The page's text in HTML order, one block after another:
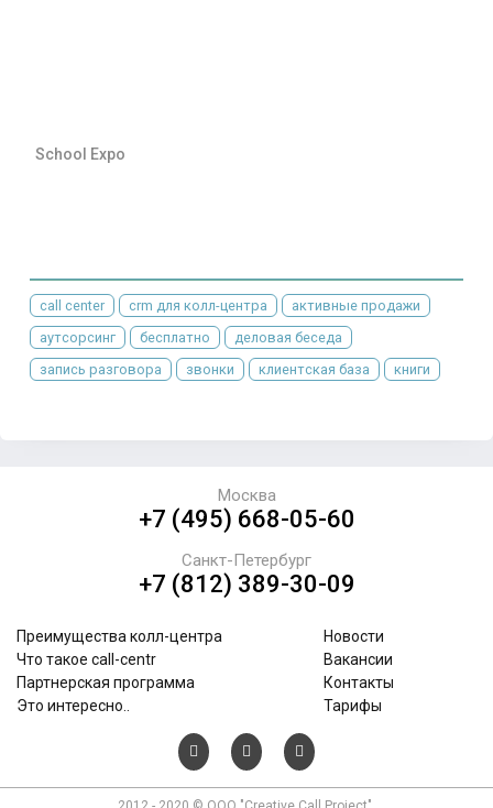
School Expo
call center crm для колл-центра
активные продажи
аутсорсинг
бесплатно
деловая беседа
запись разговора
звонки клиентская база книги
+7 (495) 668-05-60
Москва
+7 (812) 389-30-09
Санкт-Петербург
Преимущества колл-центра
Что такое call-centr
Партнерская программа
Это интересно..
Новости
Вакансии
Контакты
Тарифы